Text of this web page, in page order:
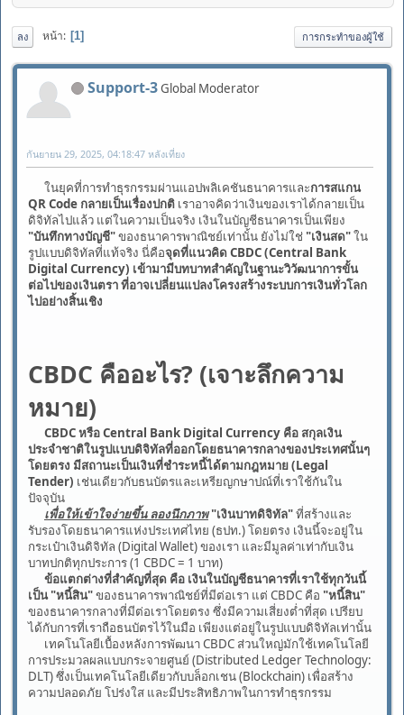
ลง หน้า 1 การกระทำของผู้ใช้
Support-3Global Moderator
กันยายน 29, 2025, 04:18:47 หลังเที่ยง
ในยุคที่การทำธุรกรรมผ่านแอปพลิเคชันธนาคารและการสแกน
QR Code กลายเป็นเรื่องปกติ เราอาจคิดว่าเงินของเราได้กลายเป็น
ดิจิทัลไปแล้ว แต่ในความเป็นจริง เงินในบัญชีธนาคารเป็นเพียง
"บันทึกทางบัญชี"ของธนาคารพาณิชย์เท่านั้น ยังไม่ใช่ "เงินสด"ใน
รูปแบบดิจิทัลที่แท้จริง นี่คือจุดที่แนวคิด CBDC (Central Bank
Digital Currency) เข้ามามีบทบาทสำคัญในฐานะวิวัฒนาการขั้น
ต่อไปของเงินตรา ที่อาจเปลี่ยนแปลงโครงสร้างระบบการเงินทั่วโลก
ไปอย่างสิ้นเชิง
CBDC คืออะไร? (เจาะลึกความ
หมาย)
CBDC หรือ Central Bank Digital Currency คือ สกุลเงิน
ประจำชาติในรูปแบบดิจิทัลที่ออกโดยธนาคารกลางของประเทศนั้นๆ
โดยตรง มีสถานะเป็นเงินที่ชำระหนี้ได้ตามกฎหมาย (Legal
Tender) เช่นเดียวกับธนบัตรและเหรียญกษาปณ์ที่เราใช้กันใน
ปัจจุบัน
เพื่อให้เข้าใจง่ายขึ้น ลองนึกภาพ "เงินบาทดิจิทัล"ที่สร้างและ
รับรองโดยธนาคารแห่งประเทศไทย (ธปท.) โดยตรง เงินนี้จะอยู่ใน
กระเป๋าเงินดิจิทัล (Digital Wallet) ของเรา และมีมูลค่าเท่ากับเงิน
บาทปกติทุกประการ (1 CBDC = 1 บาท)
ข้อแตกต่างที่สำคัญที่สุด คือ เงินในบัญชีธนาคารที่เราใช้ทุกวันนี้
เป็น"หนี้สิน"ของธนาคารพาณิชย์ที่มีต่อเรา แต่ CBDC คือ "หนี้สิน"
ของธนาคารกลางที่มีต่อเราโดยตรง ซึ่งมีความเสี่ยงต่ำที่สุด เปรียบ
ได้กับการที่เราถือธนบัตรไว้ในมือ เพียงแต่อยู่ในรูปแบบดิจิทัลเท่านั้น
เทคโนโลยีเบื้องหลังการพัฒนา CBDC ส่วนใหญ่มักใช้เทคโนโลยี
การประมวลผลแบบกระจายศูนย์ (Distributed Ledger Technology:
DLT) ซึ่งเป็นเทคโนโลยีเดียวกับบล็อกเชน (Blockchain) เพื่อสร้าง
ความปลอดภัย โปร่งใส และมีประสิทธิภาพในการทำธุรกรรม